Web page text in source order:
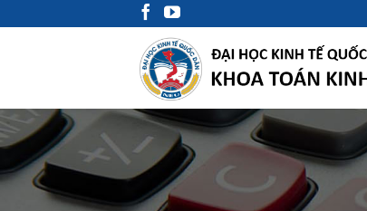
to